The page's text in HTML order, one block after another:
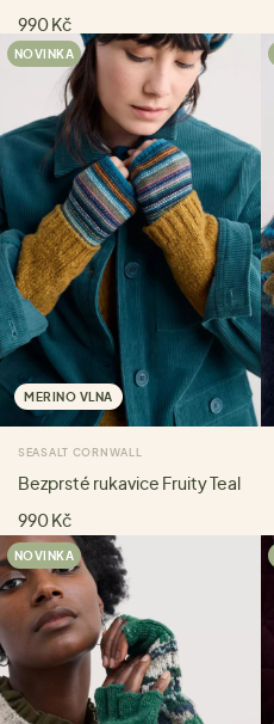
990 Kč
NOVINKA
MERINO VLNA
SEASALT CORNWALL
Bezprsté rukavice Fruity Teal
990 Kč
NOVINKA